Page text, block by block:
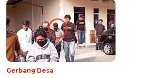
Gerbang Desa